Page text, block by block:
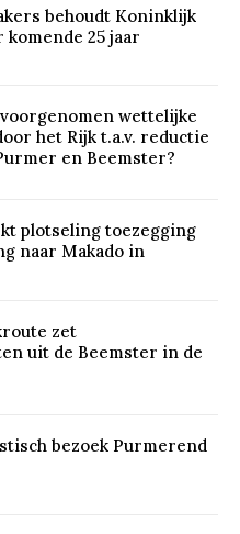
behoudt Koninklijk
25 jaar
wettelijke
het Rijk t.a.v. reductie
en Beemster?
plotseling toezegging
naar Makado in
zet
uit de Beemster in de
bezoek Purmerend